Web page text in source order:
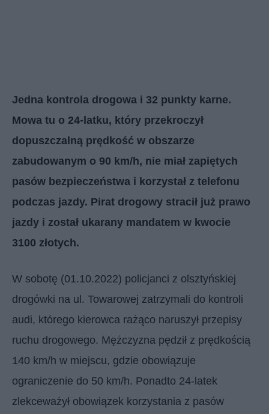
Jedna kontrola drogowa i 32 punkty karne.
Mowa tu o 24-latku, który przekroczył
dopuszczalną prędkość w obszarze
zabudowanym o 90 km/h, nie miał zapiętych
pasów bezpieczeństwa i korzystał z telefonu
podczas jazdy. Pirat drogowy stracił już prawo
jazdy i został ukarany mandatem w kwocie
3100 złotych.
W sobotę (01.10.2022) policjanci z olsztyńskiej
drogówki na ul. Towarowej zatrzymali do kontroli
audi, którego kierowca rażąco naruszył przepisy
ruchu drogowego. Mężczyzna pędził z prędkością
140 km/h w miejscu, gdzie obowiązuje
ograniczenie do 50 km/h. Ponadto 24-latek
zlekceważył obowiązek korzystania z pasów